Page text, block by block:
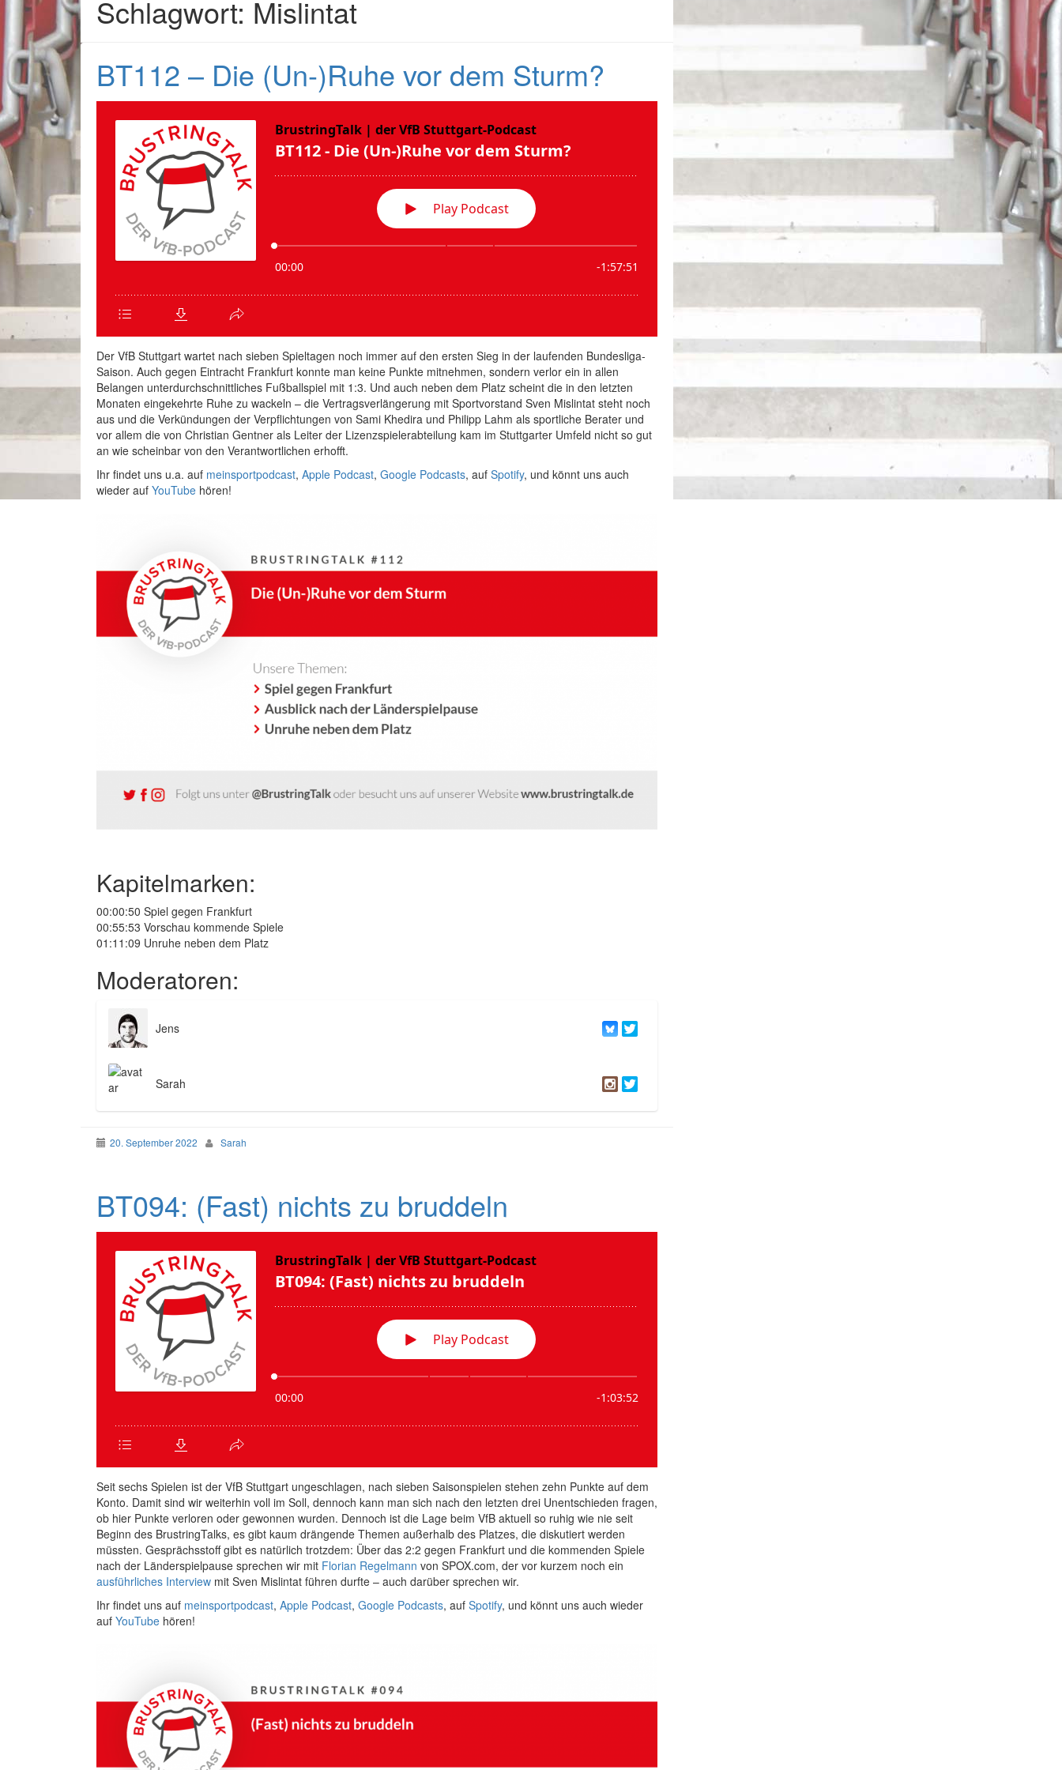
Schlagwort: Mislintat
BT112 – Die (Un-)Ruhe vor dem Sturm?
Der VfB Stuttgart wartet nach sieben Spieltagen noch immer auf den ersten Sieg in der laufenden Bundesliga-
Saison. Auch gegen Eintracht Frankfurt konnte man keine Punkte mitnehmen, sondern verlor ein in allen
Belangen unterdurchschnittliches Fußballspiel mit 1:3. Und auch neben dem Platz scheint die in den letzten
Monaten eingekehrte Ruhe zu wackeln – die Vertragsverlängerung mit Sportvorstand Sven Mislintat steht noch
aus und die Verkündungen der Verpflichtungen von Sami Khedira und Philipp Lahm als sportliche Berater und
vor allem die von Christian Gentner als Leiter der Lizenzspielerabteilung kam im Stuttgarter Umfeld nicht so gut
an wie scheinbar von den Verantwortlichen erhofft.
Ihr findet uns u.a. auf meinsportpodcast, Apple Podcast, Google Podcasts, auf Spotify, und könnt uns auch
wieder auf YouTube hören!
Kapitelmarken:
00:00:50 Spiel gegen Frankfurt
00:55:53 Vorschau kommende Spiele
01:11:09 Unruhe neben dem Platz
Moderatoren:
Jens
Sarah
20. September 2022 Sarah
BT094: (Fast) nichts zu bruddeln
Seit sechs Spielen ist der VfB Stuttgart ungeschlagen, nach sieben Saisonspielen stehen zehn Punkte auf dem
Konto. Damit sind wir weiterhin voll im Soll, dennoch kann man sich nach den letzten drei Unentschieden fragen,
ob hier Punkte verloren oder gewonnen wurden. Dennoch ist die Lage beim VfB aktuell so ruhig wie nie seit
Beginn des BrustringTalks, es gibt kaum drängende Themen außerhalb des Platzes, die diskutiert werden
müssten. Gesprächsstoff gibt es natürlich trotzdem: Über das 2:2 gegen Frankfurt und die kommenden Spiele
nach der Länderspielpause sprechen wir mit Florian Regelmann von SPOX.com, der vor kurzem noch ein
ausführliches Interview mit Sven Mislintat führen durfte – auch darüber sprechen wir.
Ihr findet uns auf meinsportpodcast, Apple Podcast, Google Podcasts, auf Spotify, und könnt uns auch wieder
auf YouTube hören!